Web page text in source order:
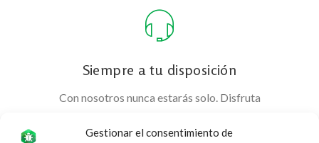
Gestionar el consentimiento de
Siempre a tu disposición
Con nosotros nunca estarás solo. Disfruta
que lo necesites.